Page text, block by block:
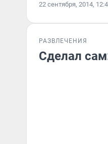
22 сентября, 2014,
РАЗВЛЕЧЕНИЯ
Сделал